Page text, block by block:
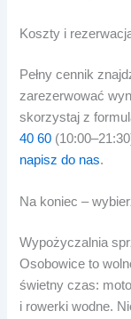
Koszty i
Pełny cennik
zarezerwować
skorzystaj z
40 60
napisz do nas.
Na koniec –
Wypożyczalnia
Osobowice to
świetny czas:
i rowerki wodne.